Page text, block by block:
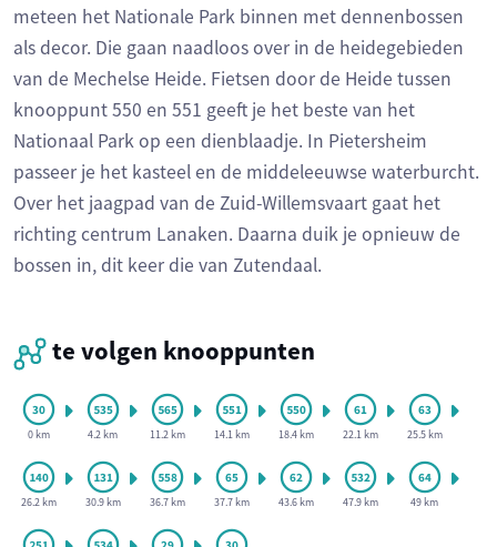
meteen het Nationale Park binnen met dennenbossen
als decor. Die gaan naadloos over in de heidegebieden
van de Mechelse Heide. Fietsen door de Heide tussen
knooppunt 550 en 551 geeft je het beste van het
Nationaal Park op een dienblaadje. In Pietersheim
passeer je het kasteel en de middeleeuwse waterburcht.
Over het jaagpad van de Zuid-Willemsvaart gaat het
richting centrum Lanaken. Daarna duik je opnieuw de
bossen in, dit keer die van Zutendaal.
te volgen knooppunten
0 km 4.2 km 11.2 km 14.1 km 18.4 km 22.1 km 25.5 km
26.2 km 30.9 km 36.7 km 37.7 km 43.6 km 47.9 km 49 km